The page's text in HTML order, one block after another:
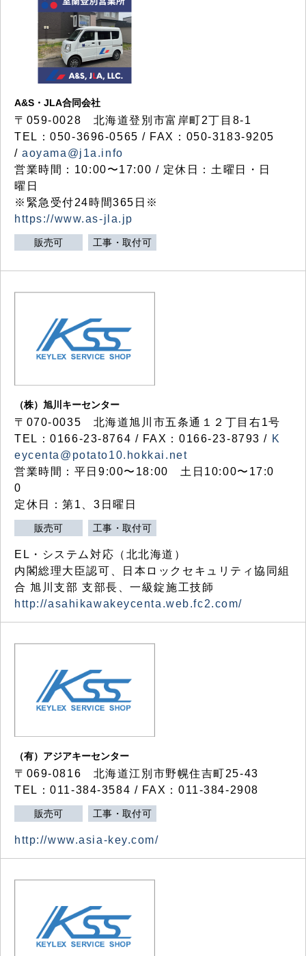
A&S・JLA合同会社
〒 059-0028 北海道登別市富岸町2丁目 8-1
TEL：050-3696-0565 / FAX：050-3183-9205
/aoyama@j1a.info
営業時間：10:00〜17:00 / 定休日：土曜日・日
曜日
※緊急受付24時間365日※
https://www.as-jla.jp
販売可 工事・取付可
（株）旭川キーセンター
〒070-0035 北海道旭川市五条通１２丁目右1号
TEL：0166-23-8764 / FAX：0166-23-8793 / K
eycenta@potato10.hokkai.net
営業時間：平日9:00〜18:00 土日10:00〜17:0
0
定休日：第1、3日曜日
販売可 工事・取付可
EL・システム対応（北北海道）
内閣総理大臣認可、日本ロックセキュリティ協同組
合 旭川支部 支部長、一級錠施工技師
http://asahikawakeycenta.web.fc2.com/
（有）アジアキーセンター
〒069-0816 北海道江別市野幌住吉町25-43
TEL：011-384-3584 / FAX：011-384-2908
販売可 工事・取付可
http://www.asia-key.com/